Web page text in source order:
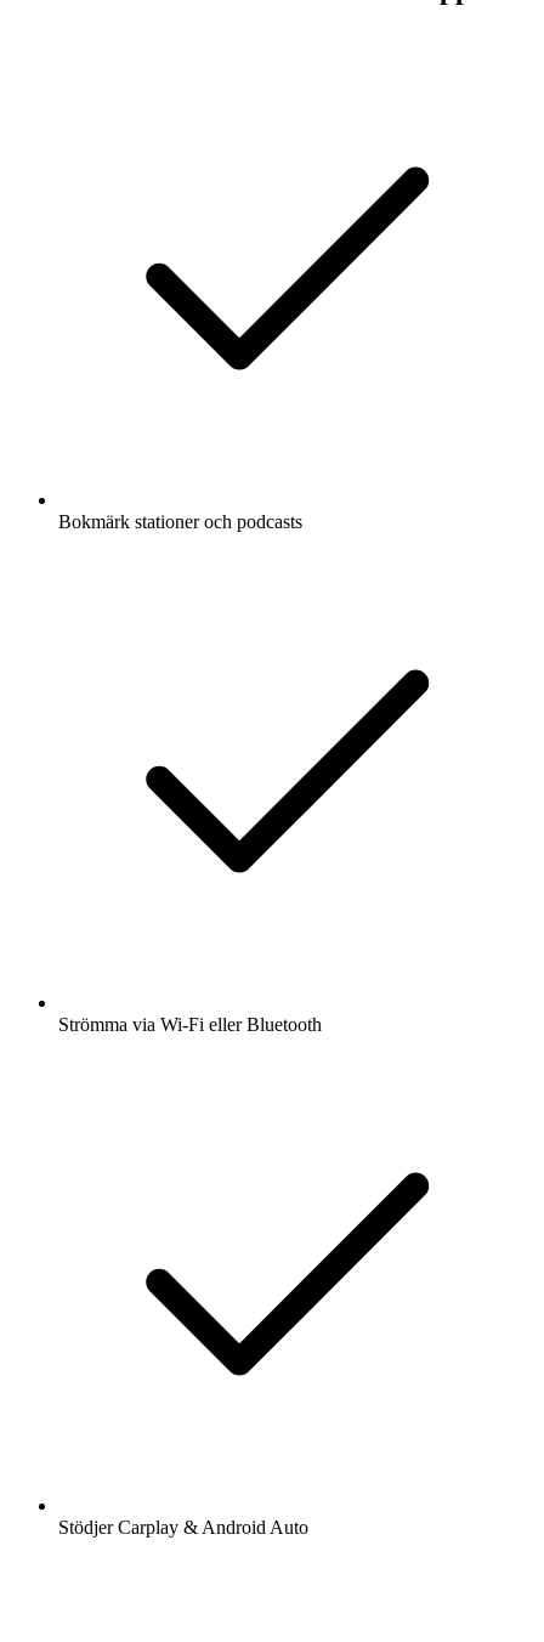
Bokmärk stationer och podcasts
Strömma via Wi-Fi eller Bluetooth
Stödjer Carplay & Android Auto